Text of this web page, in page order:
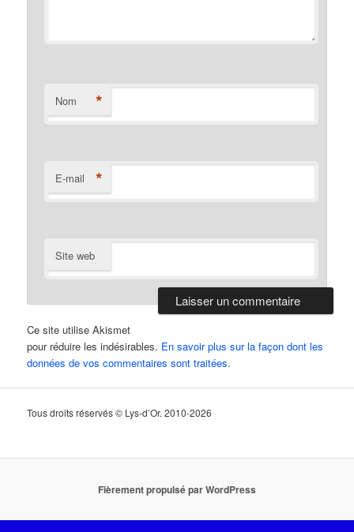
Nom *
E-mail *
Site web
Ce site utilise Akismet
pour réduire les indésirables. En savoir plus sur la façon dont les
données de vos commentaires sont traitées.
Tous droits réservés © Lys-d’Or. 2010-2026
Fièrement propulsé par WordPress